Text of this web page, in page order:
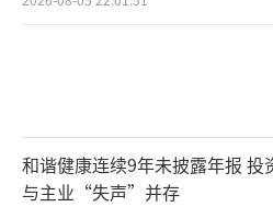
和谐健康连续9年未披露年报 投
与主业“失声”并存